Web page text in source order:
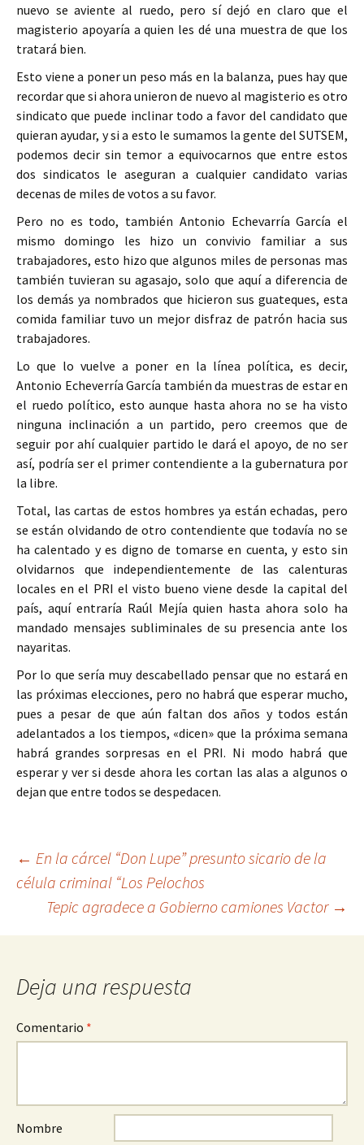
nuevo se aviente al ruedo, pero sí dejó en claro que el
magisterio apoyaría a quien les dé una muestra de que los
tratará bien.
Esto viene a poner un peso más en la balanza, pues hay que
recordar que si ahora unieron de nuevo al magisterio es otro
sindicato que puede inclinar todo a favor del candidato que
quieran ayudar, y si a esto le sumamos la gente del SUTSEM,
podemos decir sin temor a equivocarnos que entre estos
dos sindicatos le aseguran a cualquier candidato varias
decenas de miles de votos a su favor.
Pero no es todo, también Antonio Echevarría García el
mismo domingo les hizo un convivio familiar a sus
trabajadores, esto hizo que algunos miles de personas mas
también tuvieran su agasajo, solo que aquí a diferencia de
los demás ya nombrados que hicieron sus guateques, esta
comida familiar tuvo un mejor disfraz de patrón hacia sus
trabajadores.
Lo que lo vuelve a poner en la línea política, es decir,
Antonio Echeverría García también da muestras de estar en
el ruedo político, esto aunque hasta ahora no se ha visto
ninguna inclinación a un partido, pero creemos que de
seguir por ahí cualquier partido le dará el apoyo, de no ser
así, podría ser el primer contendiente a la gubernatura por
la libre.
Total, las cartas de estos hombres ya están echadas, pero
se están olvidando de otro contendiente que todavía no se
ha calentado y es digno de tomarse en cuenta, y esto sin
olvidarnos que independientemente de las calenturas
locales en el PRI el visto bueno viene desde la capital del
país, aquí entraría Raúl Mejía quien hasta ahora solo ha
mandado mensajes subliminales de su presencia ante los
nayaritas.
Por lo que sería muy descabellado pensar que no estará en
las próximas elecciones, pero no habrá que esperar mucho,
pues a pesar de que aún faltan dos años y todos están
adelantados a los tiempos, «dicen» que la próxima semana
habrá grandes sorpresas en el PRI. Ni modo habrá que
esperar y ver si desde ahora les cortan las alas a algunos o
dejan que entre todos se despedacen.
← En la cárcel “Don Lupe” presunto sicario de la
célula criminal “Los Pelochos
Tepic agradece a Gobierno camiones Vactor →
Deja una respuesta
Comentario *
Nombre